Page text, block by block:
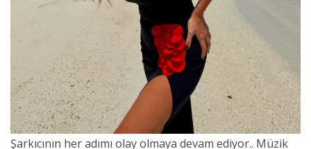
Şarkıcının her adımı olay olmaya devam ediyor.. Müzik